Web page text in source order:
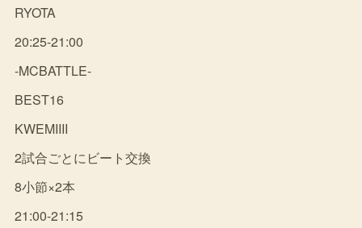
RYOTA
20:25-21:00
-MCBATTLE-
BEST16
KWEMIIII
2試合ごとにビート交換
8小節×2本
21:00-21:15